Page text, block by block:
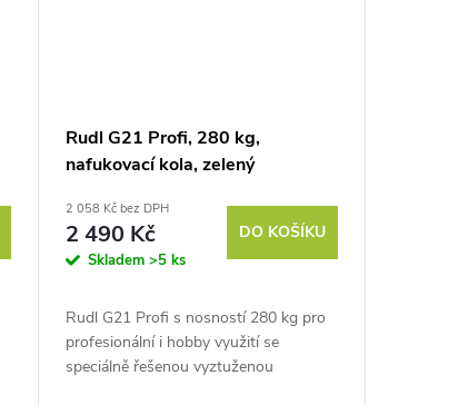
Rudl G21 Profi, 280 kg,
nafukovací kola, zelený
2 058 Kč bez DPH
2 490 Kč
Skladem >5 ks
DO KOŠÍKU
Rudl G21 Profi s nosností 280 kg pro
profesionální i hobby využití se
speciálně řešenou vyztuženou